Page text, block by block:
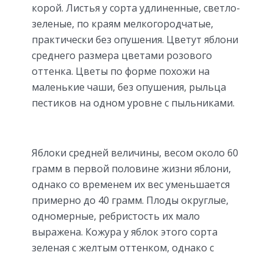
корой. Листья у сорта удлиненные, светло-
зеленые, по краям мелкогородчатые,
практически без опушения. Цветут яблони
среднего размера цветами розового
оттенка. Цветы по форме похожи на
маленькие чаши, без опушения, рыльца
пестиков на одном уровне с пыльниками.
Яблоки средней величины, весом около 60
грамм в первой половине жизни яблони,
однако со временем их вес уменьшается
примерно до 40 грамм. Плоды округлые,
одномерные, ребристость их мало
выражена. Кожура у яблок этого сорта
зеленая с желтым оттенком, однако с